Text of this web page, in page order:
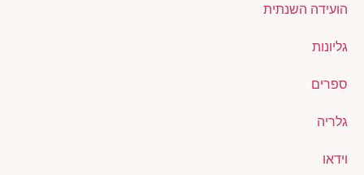
הועידה השנתית
גליונות
ספרים
גלריה
וידאו